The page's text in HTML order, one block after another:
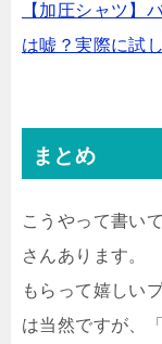
【加圧シャツ】
は嘘？実際に試
まとめ
こうやって書い
さんあります。
もらって嬉しい
は当然ですが、